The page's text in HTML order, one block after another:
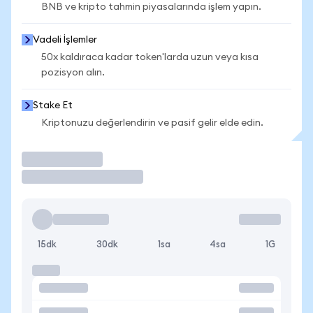
BNB ve kripto tahmin piyasalarında işlem yapın.
Vadeli İşlemler
50x kaldıraca kadar token'larda uzun veya kısa
pozisyon alın.
Stake Et
Kriptonuzu değerlendirin ve pasif gelir elde edin.
15dk 30dk 1sa 4sa 1G